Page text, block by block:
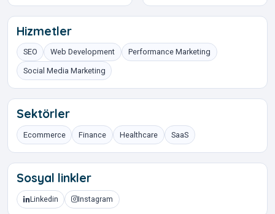
Hizmetler
SEO Web Development Performance Marketing
Social Media Marketing
Sektörler
Ecommerce Finance Healthcare SaaS
Sosyal linkler
Linkedin Instagram